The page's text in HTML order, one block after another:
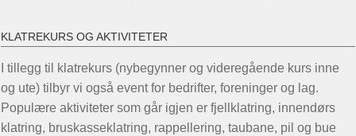
KLATREKURS OG AKTIVITETER
I tillegg til klatrekurs (nybegynner og videregående kurs inne
og ute) tilbyr vi også event for bedrifter, foreninger og lag.
Populære aktiviteter som går igjen er fjellklatring, innendørs
klatring, bruskasseklatring, rappellering, taubane, pil og bue